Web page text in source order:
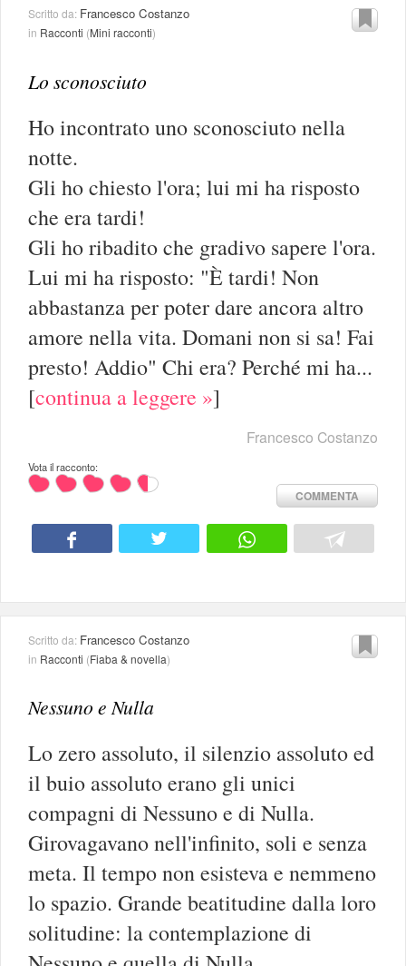
Scritto da: Francesco Costanzo
in Racconti (Mini racconti)
Lo sconosciuto
Ho incontrato uno sconosciuto nella
notte.
Gli ho chiesto l'ora; lui mi ha risposto
che era tardi!
Gli ho ribadito che gradivo sapere l'ora.
Lui mi ha risposto: "È tardi! Non
abbastanza per poter dare ancora altro
amore nella vita. Domani non si sa! Fai
presto! Addio" Chi era? Perché mi ha...
[continua a leggere »]
Francesco Costanzo
Vota il racconto:
COMMENTA
Scritto da: Francesco Costanzo
in Racconti (Fiaba & novella)
Nessuno e Nulla
Lo zero assoluto, il silenzio assoluto ed
il buio assoluto erano gli unici
compagni di Nessuno e di Nulla.
Girovagavano nell'infinito, soli e senza
meta. Il tempo non esisteva e nemmeno
lo spazio. Grande beatitudine dalla loro
solitudine: la contemplazione di